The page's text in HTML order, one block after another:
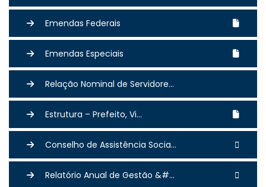
Emendas Federais
Emendas Especiais
Relação Nominal de Servidore...
Estrutura – Prefeito, Vi...
Conselho de Assistência Socia...
Relatório Anual de Gestão &#...